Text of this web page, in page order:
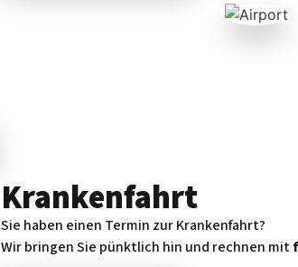
Krankenfahrt
Sie haben einen Termin zur Krankenfahrt?
Wir bringen Sie pünktlich hin und rechnen mit